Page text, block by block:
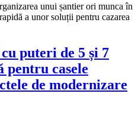
unui șantier ori munca în
a unor soluții pentru cazarea
puteri de 5 și 7
casele
de modernizare